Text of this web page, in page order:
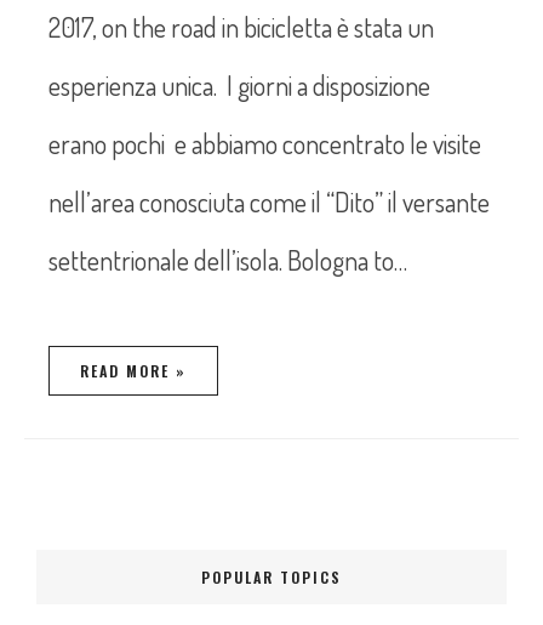
2017, on the road in bicicletta è stata un
esperienza unica. I giorni a disposizione
erano pochi e abbiamo concentrato le visite
nell’area conosciuta come il “Dito” il versante
settentrionale dell’isola. Bologna to…
READ MORE »
POPULAR TOPICS